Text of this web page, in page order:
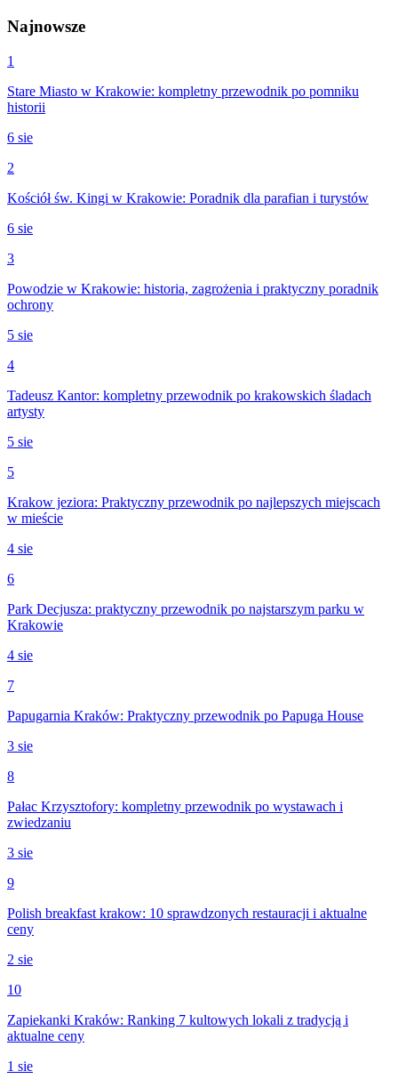
Najnowsze
1
Stare Miasto w Krakowie: kompletny przewodnik po pomniku
historii
6 sie
2
Kościół św. Kingi w Krakowie: Poradnik dla parafian i turystów
6 sie
3
Powodzie w Krakowie: historia, zagrożenia i praktyczny poradnik
ochrony
5 sie
4
Tadeusz Kantor: kompletny przewodnik po krakowskich śladach
artysty
5 sie
5
Krakow jeziora: Praktyczny przewodnik po najlepszych miejscach
w mieście
4 sie
6
Park Decjusza: praktyczny przewodnik po najstarszym parku w
Krakowie
4 sie
7
Papugarnia Kraków: Praktyczny przewodnik po Papuga House
3 sie
8
Pałac Krzysztofory: kompletny przewodnik po wystawach i
zwiedzaniu
3 sie
9
Polish breakfast krakow: 10 sprawdzonych restauracji i aktualne
ceny
2 sie
10
Zapiekanki Kraków: Ranking 7 kultowych lokali z tradycją i
aktualne ceny
1 sie